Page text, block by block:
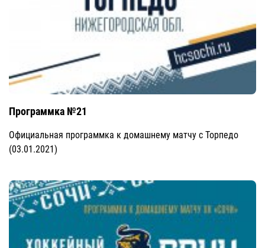
Программка №21
Официальная программка к домашнему матчу с Торпедо
(03.01.2021)